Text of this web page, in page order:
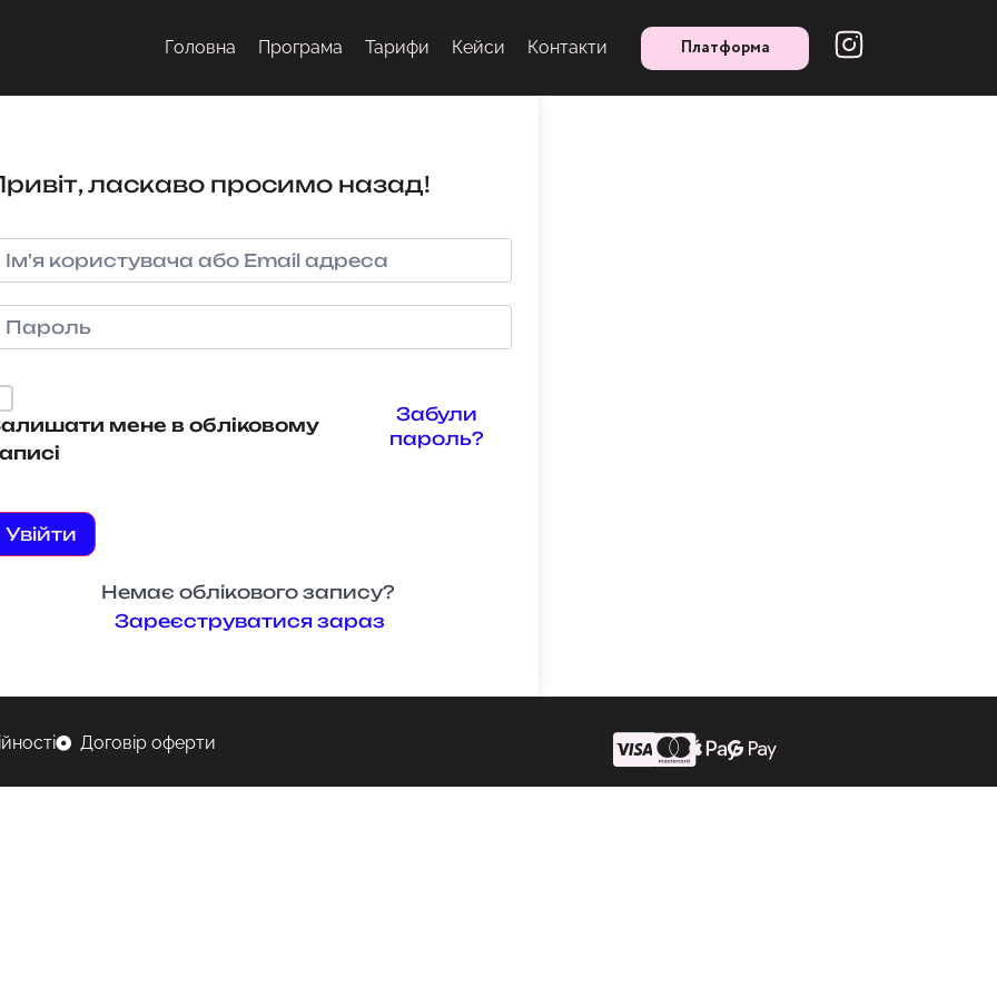
Головна Програма Тарифи Кейси Контакти Платформа
ласкаво просимо назад!
мене в обліковому
Забули
пароль?
Увійти
Немає облікового запису?
Зареєструватися зараз
Договір оферти